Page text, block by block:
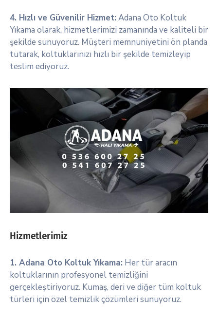
4. Hızlı ve Güvenilir Hizmet: Adana Oto Koltuk
Yıkama olarak, hizmetlerimizi zamanında ve kaliteli bir
şekilde sunuyoruz. Müşteri memnuniyetini ön planda
tutarak, koltuklarınızı hızlı bir şekilde temizleyip
teslim ediyoruz.
Hizmetlerimiz
1. Adana Oto Koltuk Yıkama: Her tür aracın
koltuklarının profesyonel temizliğini
gerçekleştiriyoruz. Kumaş, deri ve diğer tüm koltuk
türleri için özel temizlik çözümleri sunuyoruz.